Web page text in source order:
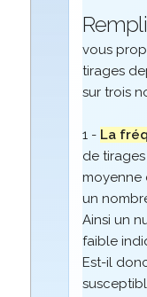
vous
tirages
sur trois
1 - La
de
moyenne
un
Ainsi un
faible
Est-il